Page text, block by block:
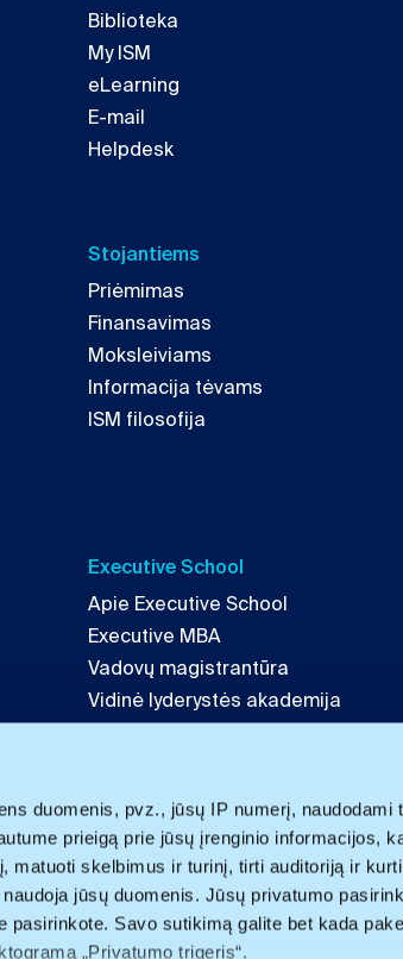
duomenis, pvz., jūsų IP numerį, naudodami
prieigą prie jūsų įrenginio informacijos,
matuoti skelbimus ir turinį, tirti auditoriją ir kurti
jūsų duomenis. Jūsų privatumo
Savo sutikimą galite bet kada
„Privatumo trigeris“.
Biblioteka
My ISM
eLearning
E-mail
Helpdesk
Stojantiems
Priėmimas
Finansavimas
Moksleiviams
Informacija tėvams
ISM filosofija
Executive School
Apie Executive School
Executive MBA
Vadovų magistrantūra
Vidinė lyderystės akademija